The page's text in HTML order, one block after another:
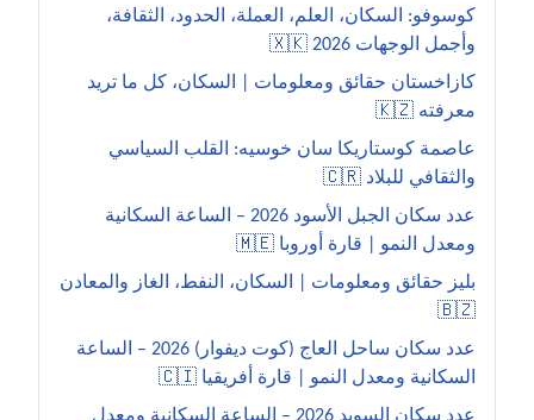
كوسوفو: السكان، العلم، العملة، الحدود، الثقافة،
وأجمل الوجهات 2026 🇽🇰
كازاخستان حقائق ومعلومات | السكان، كل ما تريد
معرفته 🇰🇿
عاصمة كوستاريكا سان خوسيه: القلب السياسي
والثقافي للبلاد 🇨🇷
عدد سكان الجبل الأسود 2026 – الساعة السكانية
ومعدل النمو | قارة أوروبا 🇲🇪
بليز حقائق ومعلومات | السكان، النفط، الغاز والمعادن
🇧🇿
عدد سكان ساحل العاج (كوت ديفوار) 2026 – الساعة
السكانية ومعدل النمو | قارة أفريقيا 🇨🇮